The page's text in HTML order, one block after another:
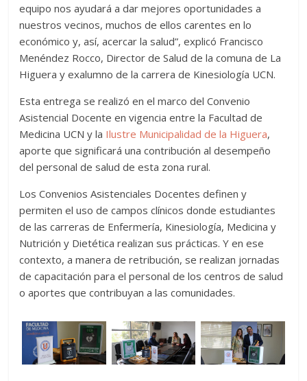
equipo nos ayudará a dar mejores oportunidades a
nuestros vecinos, muchos de ellos carentes en lo
económico y, así, acercar la salud”, explicó Francisco
Menéndez Rocco, Director de Salud de la comuna de La
Higuera y exalumno de la carrera de Kinesiología UCN.
Esta entrega se realizó en el marco del Convenio
Asistencial Docente en vigencia entre la Facultad de
Medicina UCN y la Ilustre Municipalidad de la Higuera,
aporte que significará una contribución al desempeño
del personal de salud de esta zona rural.
Los Convenios Asistenciales Docentes definen y
permiten el uso de campos clínicos donde estudiantes
de las carreras de Enfermería, Kinesiología, Medicina y
Nutrición y Dietética realizan sus prácticas. Y en ese
contexto, a manera de retribución, se realizan jornadas
de capacitación para el personal de los centros de salud
o aportes que contribuyan a las comunidades.